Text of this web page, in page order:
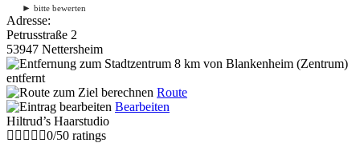
► bitte bewerten
Adresse:
Petrusstraße 2
53947 Nettersheim
8 km von Blankenheim (Zentrum)
entfernt
Route
Bearbeiten
Hiltrud’s Haarstudio
0/50 ratings